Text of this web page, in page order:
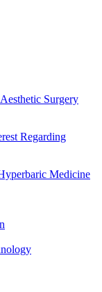
Surgery
Regarding
Medicine